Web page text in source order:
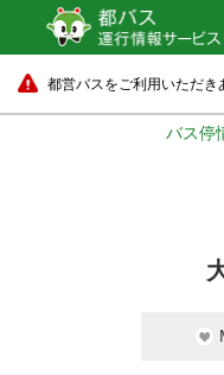
都営バスをご利用いただき
バス停